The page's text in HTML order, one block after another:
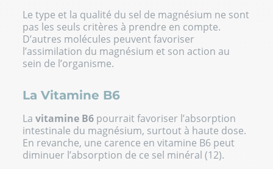
Le type et la qualité du sel de magnésium ne sont
pas les seuls critères à prendre en compte.
D’autres molécules peuvent favoriser
l’assimilation du magnésium et son action au
sein de l’organisme.
La Vitamine B6
Lavitamine B6 pourrait favoriser l’absorption
intestinale du magnésium, surtout à haute dose.
En revanche, une carence en vitamine B6 peut
diminuer l’absorption de ce sel minéral (12).